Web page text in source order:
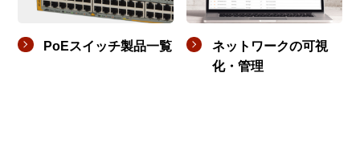
PoEスイッチ製品一覧
ネットワークの可視
化・管理